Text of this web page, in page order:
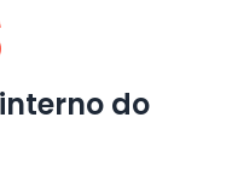
do